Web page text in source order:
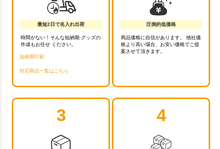
最短2日で名入れ出荷
時間がない！そんな短納期 グッズの
作成もお任せ ください。
短納期印刷
対応商品一覧はこちら
圧倒的低価格
商品価格に自信があります。 他社価
格より高い場合、お安い価格でご提
案させて頂きます。
3 4